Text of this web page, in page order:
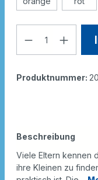
Produktnummer:
Beschreibung
Viele Eltern kennen
ihre Kleinen zu